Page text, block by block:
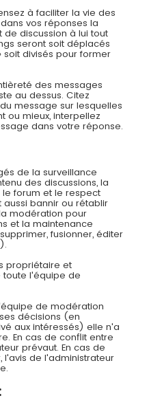
à faciliter la vie des
vos réponses la
discussion à lui tout
seront soit déplacés
soit divisés pour former
des messages
au dessus. Citez
message sur lesquelles
ou mieux, interpellez
dans votre réponse.
de la surveillance
des discussions, la
forum et le respect
bannir ou rétablir
modération pour
et la maintenance
fusionner, éditer
propriétaire et
toute l'équipe de
de modération
décisions (en
aux intéressés) elle n'a
En cas de conflit entre
prévaut. En cas de
de l'administrateur